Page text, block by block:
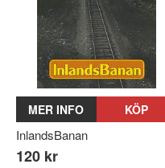
MER INFO KÖP
InlandsBanan
120 kr